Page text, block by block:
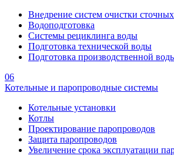
Внедрение систем очистки
Водоподготовка
Системы рециклинга воды
Подготовка технической воды
Подготовка производственной
06
Котельные и паропроводные системы
Котельные установки
Котлы
Проектирование паропроводов
Защита паропроводов
Увеличение срока эксплуатации